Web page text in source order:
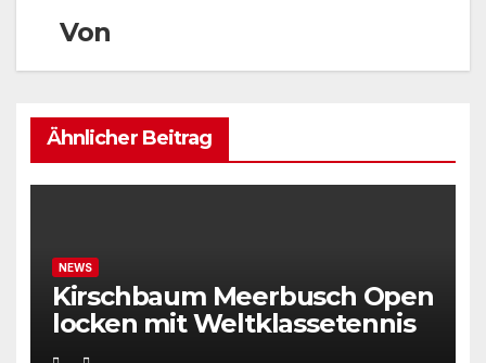
Von
Ähnlicher Beitrag
NEWS
Kirschbaum Meerbusch Open
locken mit Weltklassetennis